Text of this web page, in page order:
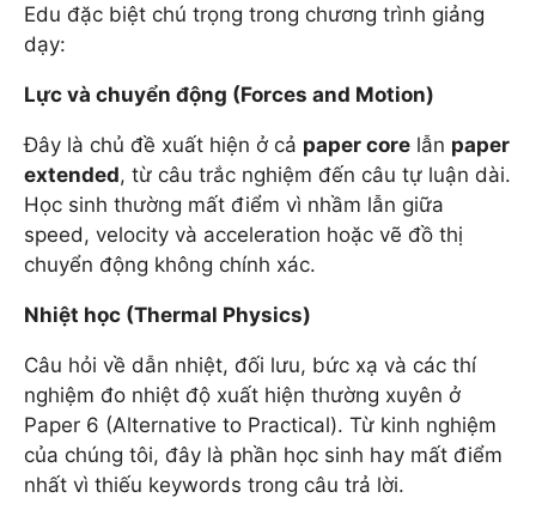
Edu đặc biệt chú trọng trong chương trình giảng
dạy:
Lực và chuyển động (Forces and Motion)
Đây là chủ đề xuất hiện ở cả paper core lẫn paper
extended, từ câu trắc nghiệm đến câu tự luận dài.
Học sinh thường mất điểm vì nhầm lẫn giữa
speed, velocity và acceleration hoặc vẽ đồ thị
chuyển động không chính xác.
Nhiệt học (Thermal Physics)
Câu hỏi về dẫn nhiệt, đối lưu, bức xạ và các thí
nghiệm đo nhiệt độ xuất hiện thường xuyên ở
Paper 6 (Alternative to Practical). Từ kinh nghiệm
của chúng tôi, đây là phần học sinh hay mất điểm
nhất vì thiếu keywords trong câu trả lời.